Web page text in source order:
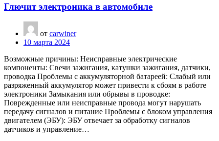
Глючит электроника в автомобиле
от carwiner
10 марта 2024
Возможные причины: Неисправные электрические
компоненты: Свечи зажигания, катушки зажигания, датчики,
проводка Проблемы с аккумуляторной батареей: Слабый или
разряженный аккумулятор может привести к сбоям в работе
электроники Замыкания или обрывы в проводке:
Поврежденные или неисправные провода могут нарушать
передачу сигналов и питание Проблемы с блоком управления
двигателем (ЭБУ): ЭБУ отвечает за обработку сигналов
датчиков и управление…